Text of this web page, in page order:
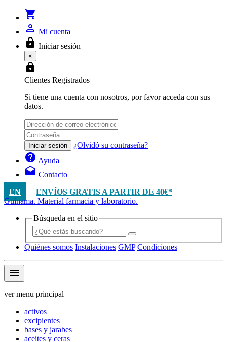
shopping_cart
person_outline Mi cuenta
lock Iniciar sesión
×
lock
Clientes Registrados
Si tiene una cuenta con nosotros, por favor acceda con sus
datos.
Iniciar sesión ¿Olvidó su contraseña?
help Ayuda
drafts Contacto
EN
ENVÍOS GRATIS A PARTIR DE 40€*
Guinama. Material farmacia y laboratorio.
Búsqueda en el sitio
Quiénes somos Instalaciones GMP Condiciones
menu
ver menu principal
activos
excipientes
bases y jarabes
aceites y ceras